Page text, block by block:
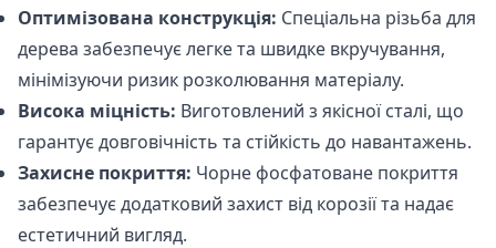
Оптимізована конструкція: Спеціальна різьба для
дерева забезпечує легке та швидке вкручування,
мінімізуючи ризик розколювання матеріалу.
Висока міцність: Виготовлений з якісної сталі, що
гарантує довговічність та стійкість до навантажень.
Захисне покриття: Чорне фосфатоване покриття
забезпечує додатковий захист від корозії та надає
естетичний вигляд.